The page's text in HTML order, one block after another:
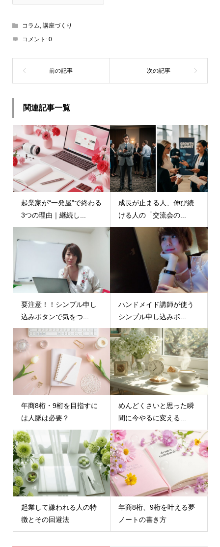
コラム, 講座づくり
コメント: 0
関連記事一覧
起業家が“一発屋”で終わる
3つの理由｜継続し...
成長が止まる人、伸び続
ける人の「交流会の...
要注意！！シンプル申し
込みボタンで気をつ...
ハンドメイド講師が使う
シンプル申し込みボ...
年商8桁・9桁を目指すに
は人脈は必要？
めんどくさいと思った瞬
間に今やるに変える...
起業して嫌われる人の特
徴とその回避法
年商8桁、9桁を叶える夢
ノートの書き方